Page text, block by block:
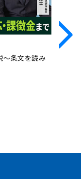
～条文を読み
2026年